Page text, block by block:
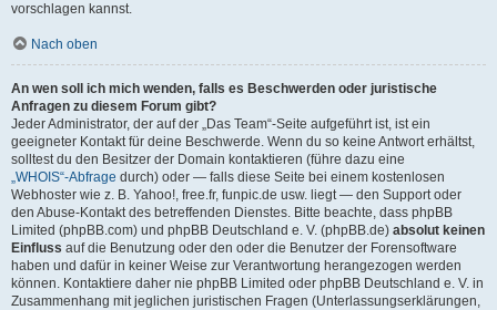
vorschlagen kannst.
Nach oben
An wen soll ich mich wenden, falls es Beschwerden oder juristische
Anfragen zu diesem Forum gibt?
Jeder Administrator, der auf der „Das Team“-Seite aufgeführt ist, ist ein
geeigneter Kontakt für deine Beschwerde. Wenn du so keine Antwort erhältst,
solltest du den Besitzer der Domain kontaktieren (führe dazu eine
„WHOIS“-Abfrage durch) oder — falls diese Seite bei einem kostenlosen
Webhoster wie z. B. Yahoo!, free.fr, funpic.de usw. liegt — den Support oder
den Abuse-Kontakt des betreffenden Dienstes. Bitte beachte, dass phpBB
Limited (phpBB.com) und phpBB Deutschland e. V. (phpBB.de) absolut keinen
Einfluss auf die Benutzung oder den oder die Benutzer der Forensoftware
haben und dafür in keiner Weise zur Verantwortung herangezogen werden
können. Kontaktiere daher nie phpBB Limited oder phpBB Deutschland e. V. in
Zusammenhang mit jeglichen juristischen Fragen (Unterlassungserklärungen,